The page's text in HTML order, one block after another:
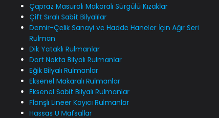
Çapraz Masuralı Makaralı Sürgülü Kızaklar
Çift Sıralı Sabit Bilyalılar
Demir-Çelik Sanayi ve Hadde Haneler İçin Ağır Seri
Rulman
Dik Yataklı Rulmanlar
Dört Nokta Bilyalı Rulmanlar
Eğik Bilyalı Rulmanlar
Eksenel Makaralı Rulmanlar
Eksenel Sabit Bilyalı Rulmanlar
Flanşlı Lineer Kayıcı Rulmanlar
Hassas U Mafsallar